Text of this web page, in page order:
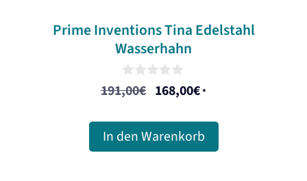
Prime Inventions Tina Edelstahl
Wasserhahn
0
o
o
f
5
191,00€ Ursprünglicher
war:
191,00€
168,00€Aktueller
ist:
168,00€.
*
In den Warenkorb